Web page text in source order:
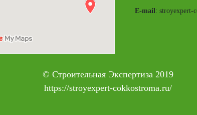
E-mail: stroyexpert-
© Строительная Экспертиза 2019
https://stroyexpert-cokkostroma.ru/